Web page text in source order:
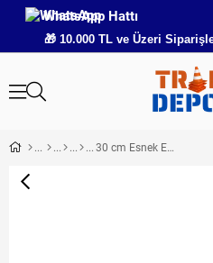
WhatsApp Hattı
🎁 10.000 TL ve Üzeri
30 cm Esnek Eko Şerit Ayırıcı Delinatör – Turuncu Plastik Mini Duba